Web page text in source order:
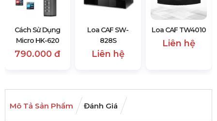
Cách Sử Dụng
Micro HK-620
790.000 đ
Loa CAF SW-
828S
Liên hệ
Loa CAF TW4010
Liên hệ
Mô Tả Sản Phẩm Đánh Giá